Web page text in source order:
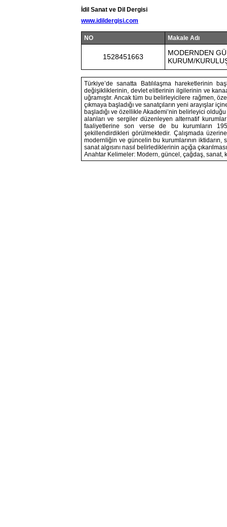
İdil Sanat ve Dil Dergisi
www.idildergisi.com
NO Makale Adı
1528451663
MODERNDEN
KURUM/
Türkiye’de sanatta Batılılaşma hareketlerinin
değişikliklerinin, devlet elitlerinin ilgilerinin ve
uğramıştır. Ancak tüm bu belirleyicilere rağmen,
çıkmaya başladığı ve sanatçıların yeni arayışlar
başladığı ve özellikle Akademi’nin belirleyici
alanları ve sergiler düzenleyen alternatif
faaliyetlerine son verse de bu kurumların
şekillendirdikleri görülmektedir. Çalışmada
modernliğin ve güncelin bu kurumlarının
sanat algısını nasıl belirlediklerinin açığa
Anahtar Kelimeler: Modern, güncel, çağdaş, sanat,